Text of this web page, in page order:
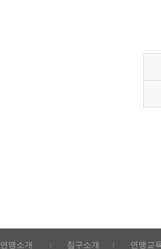
연맹소개 침구소개 연맹교